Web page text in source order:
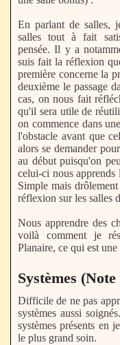
En parlant de salles,
salles tout à fait
pensée. Il y a
suis fait la réflexion
première concerne la
deuxième le passage
cas, on nous fait
qu'il sera utile de
on commence dans
l'obstacle avant que
alors se demander
au début puisqu'on
celui-ci nous apprends
Simple mais
réflexion sur les salles
Nous apprendre des
voilà comment je
Planaire, ce qui est
Systèmes
Difficile de ne pas
systèmes aussi
systèmes présents en
le plus grand soin.